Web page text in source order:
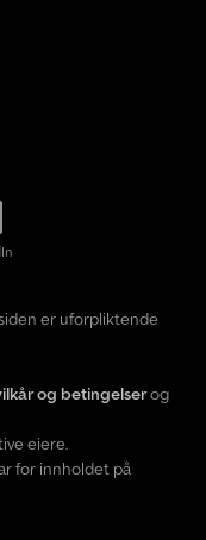
er uforpliktende
og betingelserog
eiere.
for innholdet på